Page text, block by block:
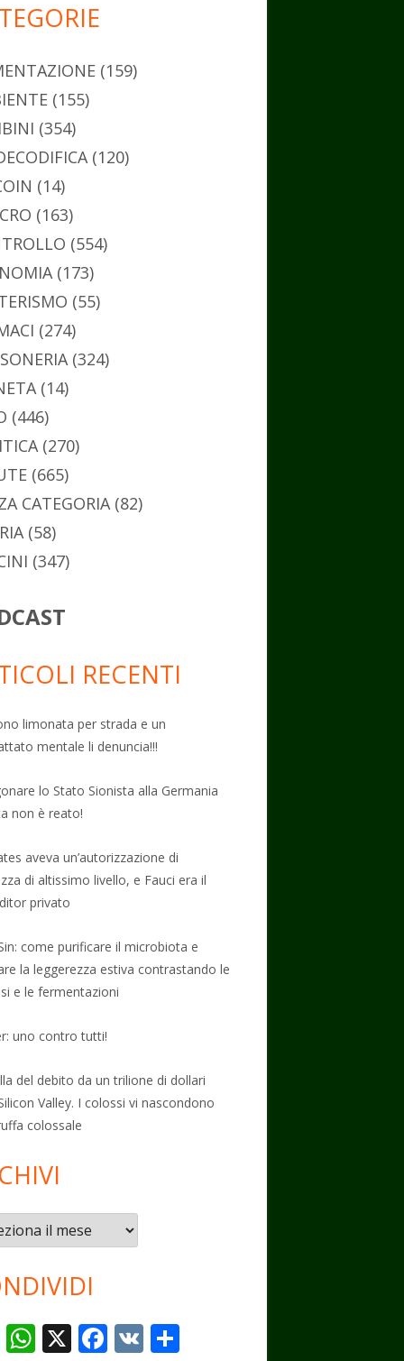
(159)
(155)
(354)
(120)
(14)
(163)
(554)
(173)
(55)
(274)
(324)
(14)
(446)
(270)
(665)
CATEGORIA(82)
(58)
(347)
RECENTI
limonata per strada e un
mentale li denuncia!!!
lo Stato Sionista alla Germania
non è reato!
aveva un’autorizzazione di
di altissimo livello, e Fauci era il
privato
come purificare il microbiota e
la leggerezza estiva contrastando le
e le fermentazioni
uno contro tutti!
del debito da un trilione di dollari
Valley. I colossi vi nascondono
colossale
T W X F V